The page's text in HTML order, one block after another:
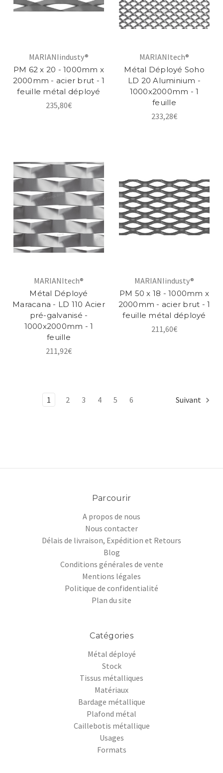
MARIANIindusty®
PM 62 x 20 - 1000mm x
2000mm - acier brut - 1
feuille métal déployé
235,80€
MARIANItech®
Métal Déployé Soho
LD 20 Aluminium -
1000x2000mm - 1
feuille
233,28€
MARIANItech®
Métal Déployé
Maracana - LD 110 Acier
pré-galvanisé -
1000x2000mm - 1
feuille
211,92€
MARIANIindusty®
PM 50 x 18 - 1000mm x
2000mm - acier brut - 1
feuille métal déployé
211,60€
1 2 3 4 5 6 Suivant
Parcourir
A propos de nous
Nous contacter
Délais de livraison, Expédition et Retours
Blog
Conditions générales de vente
Mentions légales
Politique de confidentialité
Plan du site
Catégories
Métal déployé
Stock
Tissus métalliques
Matériaux
Bardage métallique
Plafond métal
Caillebotis métallique
Usages
Formats